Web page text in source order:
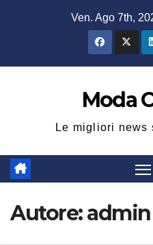
Ven. Ago 7th,
Moda
Le migliori news
Autore:admin